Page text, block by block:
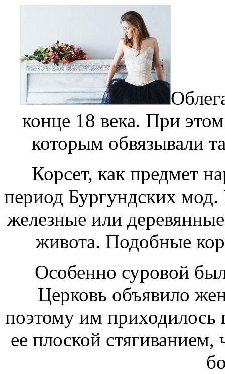
конце 18 века. При
которым обвязывали
Корсет, как предмет
период Бургундских
железные или
живота. Подобные
Особенно суровой
Церковь объявило
поэтому им приходилось
ее плоской